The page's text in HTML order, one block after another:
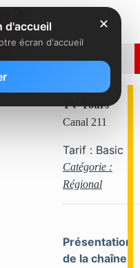
TV Tours
Canal 211
Tarif : Basic
Catégorie :
Régional
Présentation
de la chaîne
✕
d'accueil
écran d'accueil